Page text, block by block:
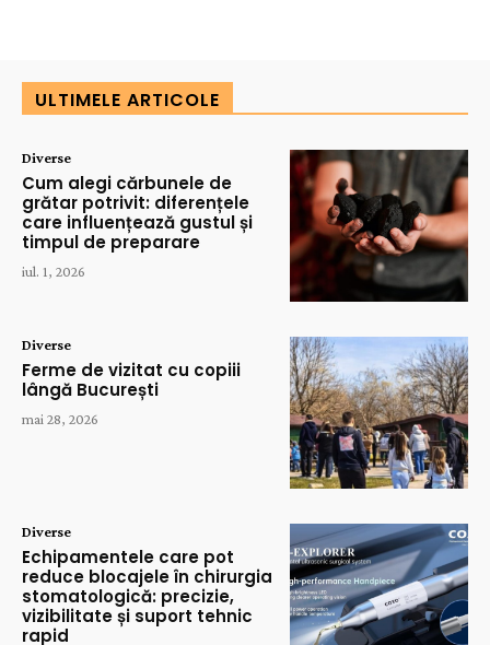
ULTIMELE ARTICOLE
Diverse
Cum alegi cărbunele de
grătar potrivit: diferențele
care influențează gustul și
timpul de preparare
iul. 1, 2026
Diverse
Ferme de vizitat cu copiii
lângă București
mai 28, 2026
Diverse
Echipamentele care pot
reduce blocajele în chirurgia
stomatologică: precizie,
vizibilitate și suport tehnic
rapid